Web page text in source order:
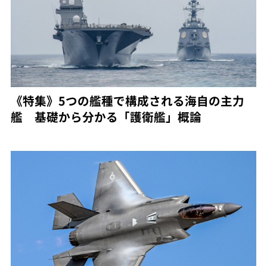
《特集》5つの艦種で構成される海自の主力
艦 基礎から分かる「護衛艦」概論